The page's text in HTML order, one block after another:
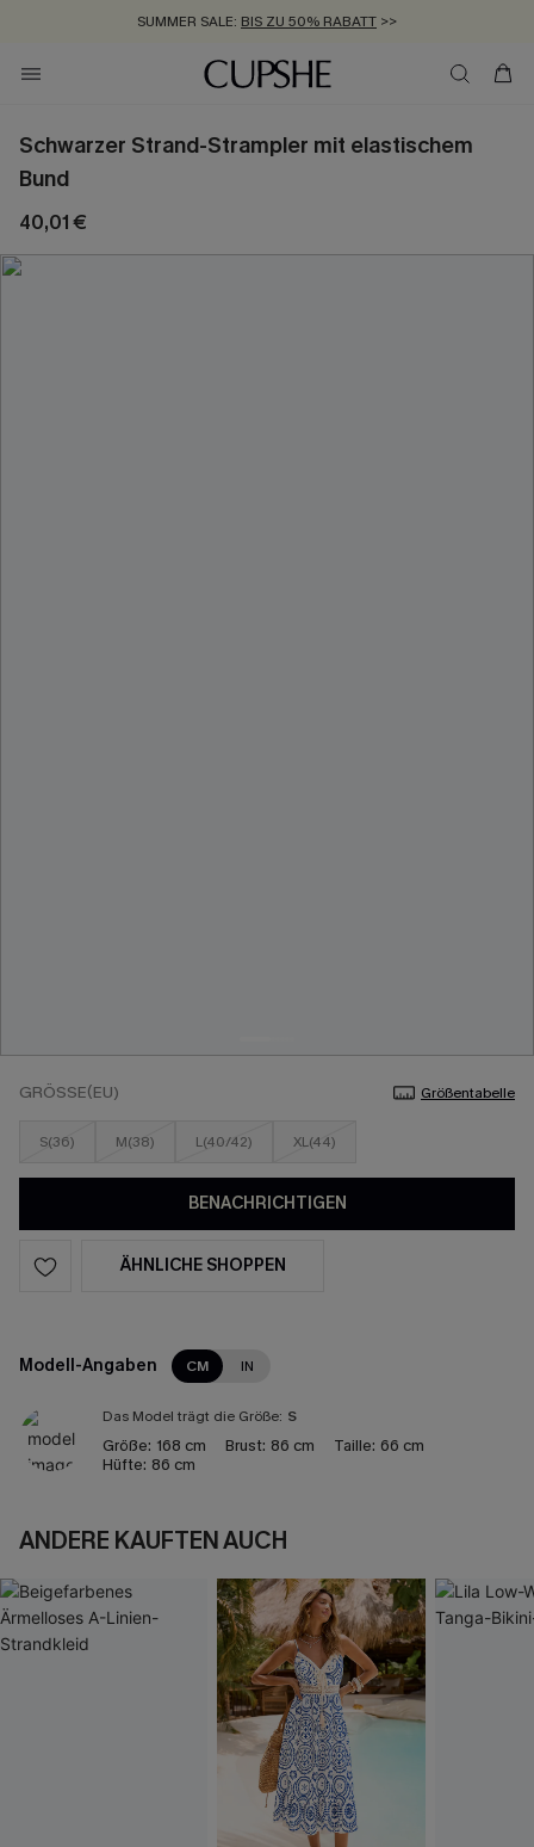
SUMMER SALE: BIS ZU 50% RABATT >>
ZUM NEWSLETTER:BIS ZU -20% EXTRA ERHALTEN
KOSTENLOSER VERSAND AB 89 €
Schwarzer Strand-Strampler mit elastischem
Bund
40,01 €
GRÖSSE(EU) Größentabelle
S(36) M(38) L(40/42) XL(44)
BENACHRICHTIGEN
ÄHNLICHE SHOPPEN
Modell-Angaben CM IN
Das Model trägt die Größe: S
Größe: 168 cm Brust: 86 cm Taille: 66 cm
Hüfte: 86 cm
ANDERE KAUFTEN AUCH